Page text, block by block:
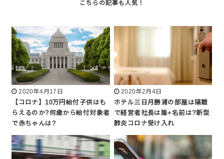
2020年4月17日
【コロナ】10万円給付子供はも
らえるのか?何歳から給付対象者
で赤ちゃんは?
2020年2月4日
ホテル三日月勝浦の部屋は隔離
で経営者社長は誰+名前は?新型
肺炎コロナ受け入れ